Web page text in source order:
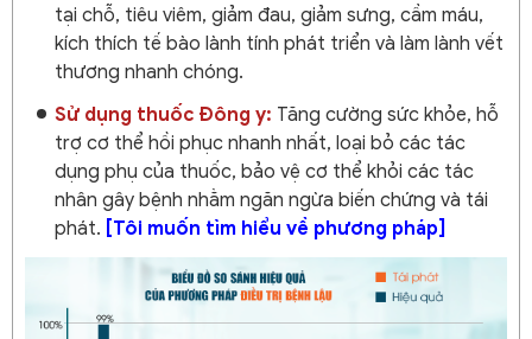
tại chỗ, tiêu viêm, giảm đau, giảm sưng, cầm máu,
kích thích tế bào lành tính phát triển và làm lành vết
thương nhanh chóng.
Sử dụng thuốc Đông y: Tăng cường sức khỏe, hỗ
trợ cơ thể hồi phục nhanh nhất, loại bỏ các tác
dụng phụ của thuốc, bảo vệ cơ thể khỏi các tác
nhân gây bệnh nhằm ngăn ngừa biến chứng và tái
phát. [Tôi muốn tìm hiểu về phương pháp]